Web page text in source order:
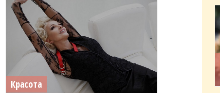
Красота